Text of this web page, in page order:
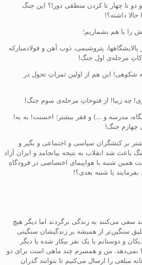
دو تا چهار تا کردن منطقی دور!؟ این جنگ
داشته؟!
را با هم بشماریم؛
پالایشگاهها، پتروشیمی، ذوب آهن و فولادمبارکه
مرحله‌ی اول جنگ!
شکوهی! این هم از اولین ثمراتِ تحول در
چه زیبا! از فتوحاتِ مرحله‌ی سوم جنگ!
مدرسه و …) و فقر بیشتر؛ احسنت! به به!
چهارم جنگ!
بر کنشگران سیاسی و اجتماعی و بگیر و
باعث شد انقلاب به نتیجه بیانجامد و ایران آزاد
همین شنبه با هواپیمای اختصاصی در فرودگاهِ
یا شنبه بعدی؟!
می‌کنند به زندگی برگردند اما دیگر هیچ
سنگین‌تر از همیشه بر زندگیشان سنگینی
و دوستانم یا یک نفر بیکار شده یا دیگر
نمی‌دهد. من و همسرم چند ماهی است برای دو
مبلغی را ارسال می‌کنیم تا بتوانند گذران